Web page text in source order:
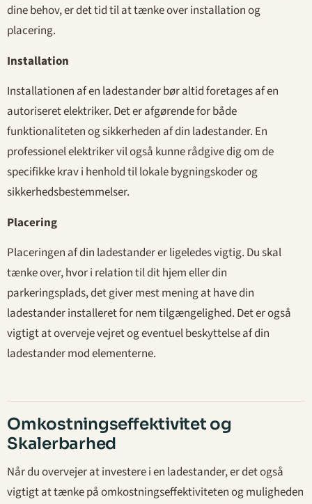
dine behov, er det tid til at tænke over installation og
placering.
Installation
Installationen af en ladestander bør altid foretages af en
autoriseret elektriker. Det er afgørende for både
funktionaliteten og sikkerheden af din ladestander. En
professionel elektriker vil også kunne rådgive dig om de
specifikke krav i henhold til lokale bygningskoder og
sikkerhedsbestemmelser.
Placering
Placeringen af din ladestander er ligeledes vigtig. Du skal
tænke over, hvor i relation til dit hjem eller din
parkeringsplads, det giver mest mening at have din
ladestander installeret for nem tilgængelighed. Det er også
vigtigt at overveje vejret og eventuel beskyttelse af din
ladestander mod elementerne.
Omkostningseffektivitet og
Skalerbarhed
Når du overvejer at investere i en ladestander, er det også
vigtigt at tænke på omkostningseffektiviteten og muligheden